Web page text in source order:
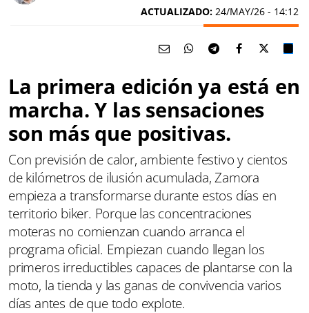
ACTUALIZADO: 24/MAY/26 - 14:12
La primera edición ya está en
marcha. Y las sensaciones
son más que positivas.
Con previsión de calor, ambiente festivo y cientos
de kilómetros de ilusión acumulada, Zamora
empieza a transformarse durante estos días en
territorio biker. Porque las concentraciones
moteras no comienzan cuando arranca el
programa oficial. Empiezan cuando llegan los
primeros irreductibles capaces de plantarse con la
moto, la tienda y las ganas de convivencia varios
días antes de que todo explote.